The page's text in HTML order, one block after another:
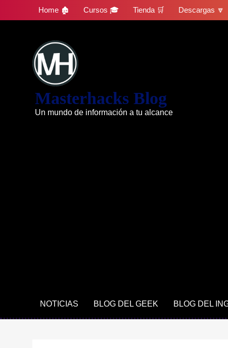
Home 🏚 Cursos 🎓 Tienda 🛒 Descargas 🔽
Masterhacks Blog
Un mundo de información a tu alcance
NOTICIAS BLOG DEL GEEK BLOG DEL